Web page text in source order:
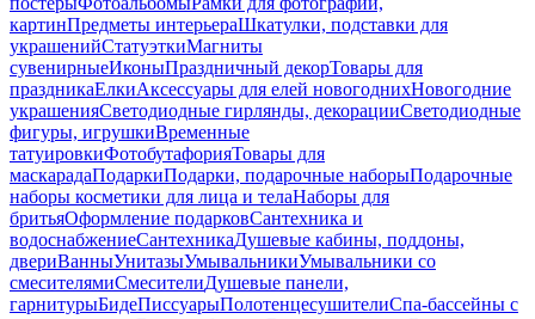
картинПредметы интерьераШкатулки, подставки для
украшенийСтатуэткиМагниты
сувенирныеИконыПраздничный декорТовары для
праздникаЕлкиАксессуары для елей новогоднихНовогодние
украшенияСветодиодные гирлянды, декорацииСветодиодные
фигуры, игрушкиВременные
татуировкиФотобутафорияТовары для
маскарадаПодаркиПодарки, подарочные наборыПодарочные
наборы косметики для лица и телаНаборы для
бритьяОформление подарковСантехника и
водоснабжениеСантехникаДушевые кабины, поддоны,
двериВанныУнитазыУмывальникиУмывальники со
смесителямиСмесителиДушевые панели,
гарнитурыБидеПиссуарыПолотенцесушителиСпа-бассейны с